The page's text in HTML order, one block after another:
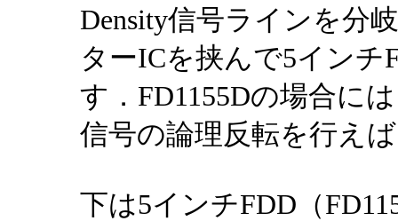
Density信号ラインを分
ターICを挟んで5インチ
す．FD1155Dの場合に
信号の論理反転を行え
下は5インチFDD（